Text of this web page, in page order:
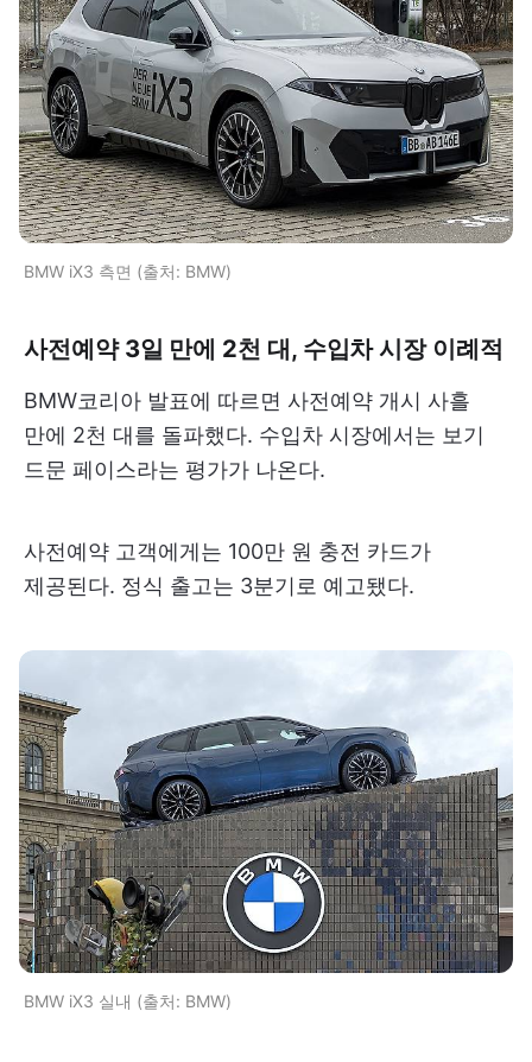
BMW iX3 측면 (출처: BMW)
사전예약 3일 만에 2천 대, 수입차 시장 이례적
BMW코리아 발표에 따르면 사전예약 개시 사흘
만에 2천 대를 돌파했다. 수입차 시장에서는 보기
드문 페이스라는 평가가 나온다.
사전예약 고객에게는 100만 원 충전 카드가
제공된다. 정식 출고는 3분기로 예고됐다.
BMW iX3 실내 (출처: BMW)